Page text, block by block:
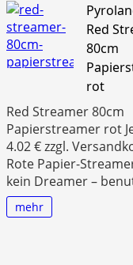
Red
80cm
rot
Red Streamer 80cm
Papierstreamer rot
4.02 € zzgl.
Rote Papier-
kein Dreamer –
mehr